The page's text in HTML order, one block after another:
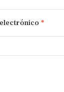
*